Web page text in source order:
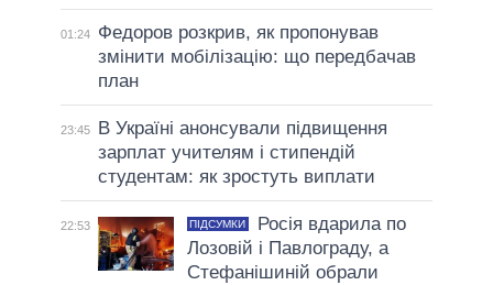
01:24
Федоров розкрив, як пропонував
змінити мобілізацію: що передбачав
план
23:45
В Україні анонсували підвищення
зарплат учителям і стипендій
студентам: як зростуть виплати
22:53 ПІДСУМКИ
Росія вдарила по
Лозовій і Павлограду, а
Стефанішиній обрали